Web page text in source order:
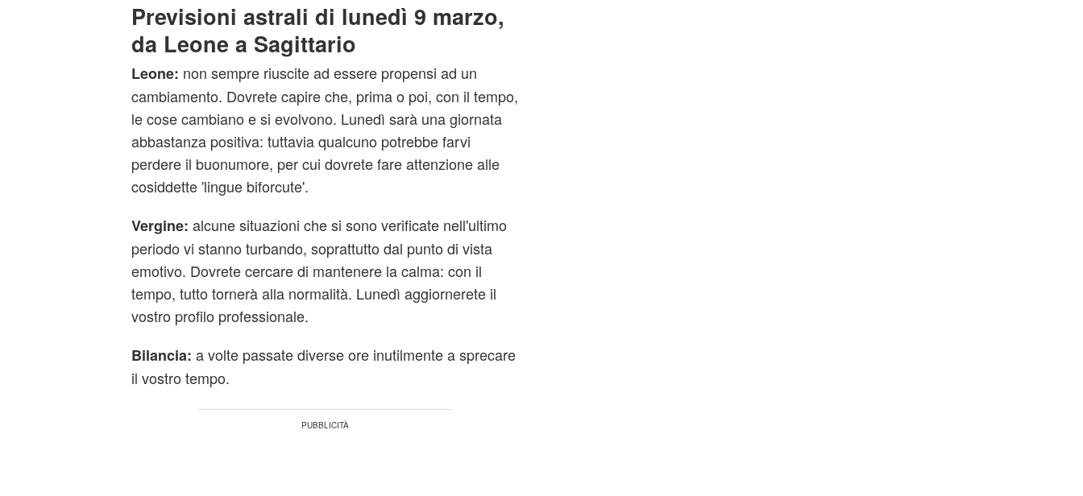
Previsioni astrali di lunedì 9 marzo,
da Leone a Sagittario
Leone: non sempre riuscite ad essere propensi ad un
cambiamento. Dovrete capire che, prima o poi, con il tempo,
le cose cambiano e si evolvono. Lunedì sarà una giornata
abbastanza positiva: tuttavia qualcuno potrebbe farvi
perdere il buonumore, per cui dovrete fare attenzione alle
cosiddette 'lingue biforcute'.
Vergine: alcune situazioni che si sono verificate nell'ultimo
periodo vi stanno turbando, soprattutto dal punto di vista
emotivo. Dovrete cercare di mantenere la calma: con il
tempo, tutto tornerà alla normalità. Lunedì aggiornerete il
vostro profilo professionale.
Bilancia: a volte passate diverse ore inutilmente a sprecare
il vostro tempo.